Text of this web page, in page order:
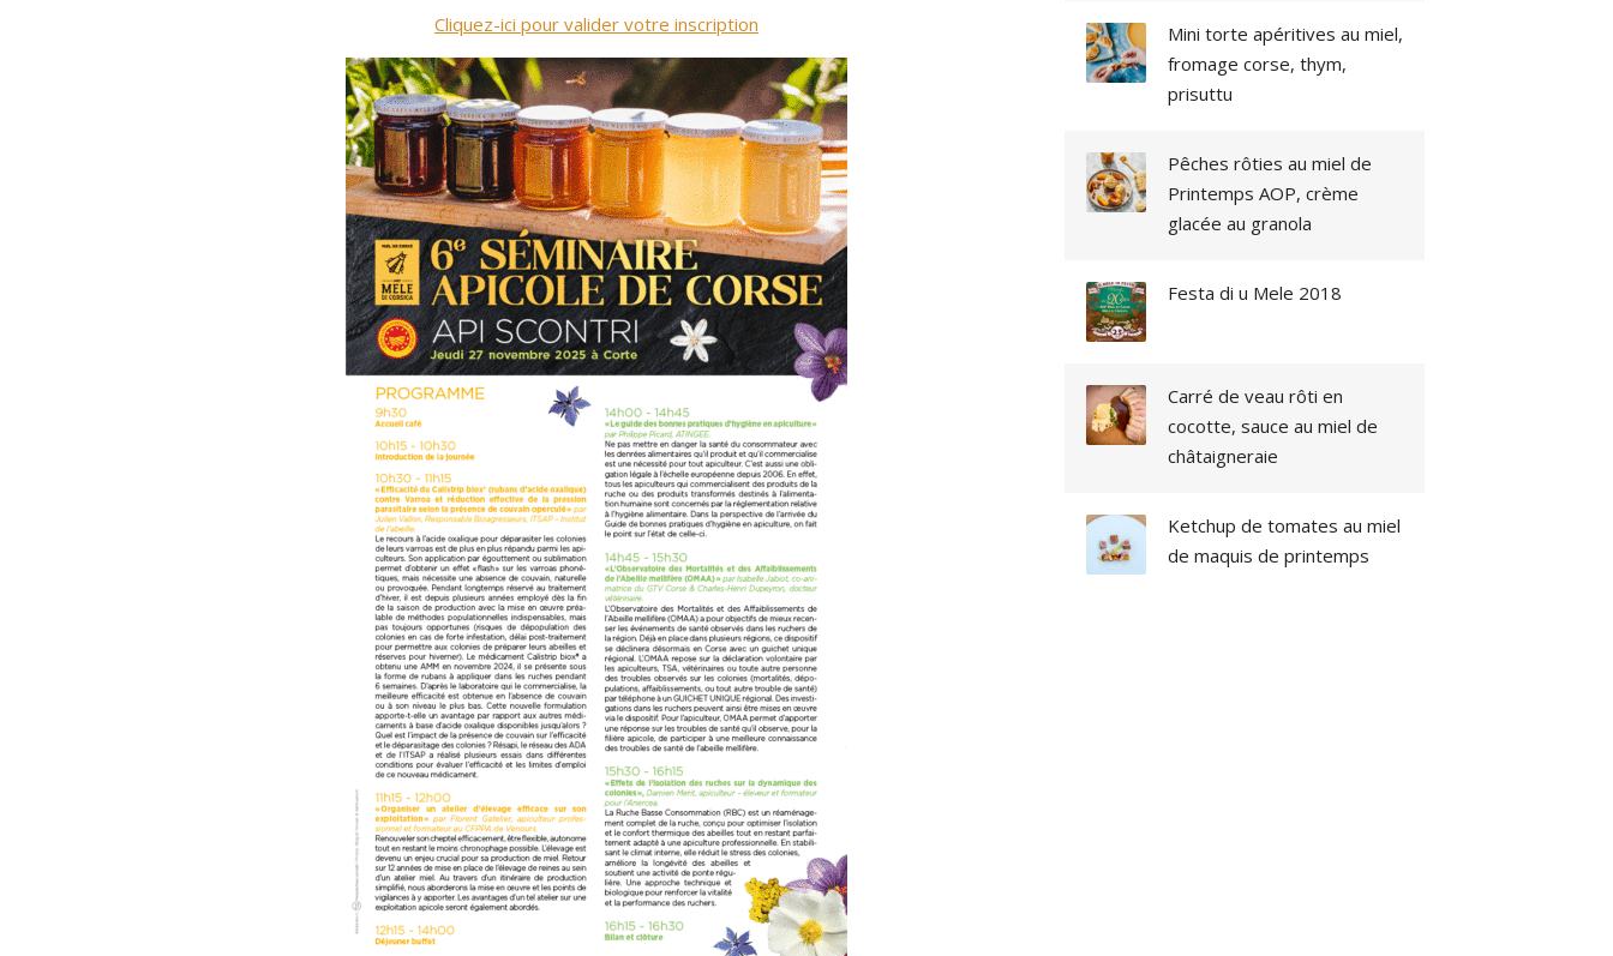
Cliquez-ici pour valider votre inscription
Mini torte apéritives au miel,
fromage corse, thym,
prisuttu
Pêches rôties au miel de
Printemps AOP, crème
glacée au granola
Festa di u Mele 2018
Carré de veau rôti en
cocotte, sauce au miel de
châtaigneraie
Ketchup de tomates au miel
de maquis de printemps